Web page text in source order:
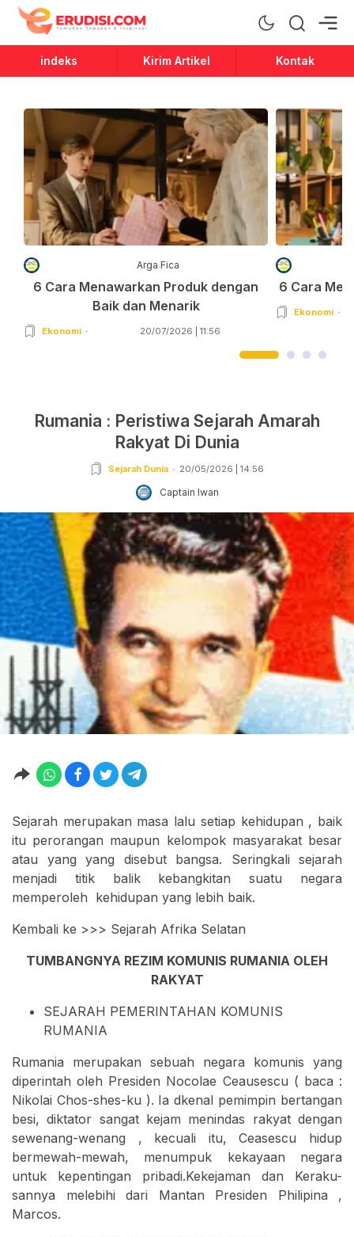
Erudisi
Temukan Jawaban dan Inspirasi
indeks Kirim Artikel Kontak
Arga Fica
6 Cara Menawarkan Produk dengan
Baik dan Menarik
Ekonomi 20/07/2026 | 11:56
6 Cara
Ekonomi
Rumania : Peristiwa Sejarah Amarah
Rakyat Di Dunia
Sejarah Dunia 20/05/2026 | 14:56
Captain Iwan
Sejarah merupakan masa lalu setiap kehidupan , baik
itu perorangan maupun kelompok masyarakat besar
atau yang yang disebut bangsa. Seringkali sejarah
menjadi titik balik kebangkitan suatu negara
memperoleh kehidupan yang lebih baik.
Kembali ke >>> Sejarah Afrika Selatan
TUMBANGNYA REZIM KOMUNIS RUMANIA OLEH
RAKYAT
SEJARAH PEMERINTAHAN KOMUNIS
RUMANIA
Rumania merupakan sebuah negara komunis yang
diperintah oleh Presiden Nocolae Ceausescu ( baca :
Nikolai Chos-shes-ku ). Ia dkenal pemimpin bertangan
besi, diktator sangat kejam menindas rakyat dengan
sewenang-wenang , kecuali itu, Ceasescu hidup
bermewah-mewah, menumpuk kekayaan negara
untuk kepentingan pribadi.Kekejaman dan Keraku-
sannya melebihi dari Mantan Presiden Philipina ,
Marcos.